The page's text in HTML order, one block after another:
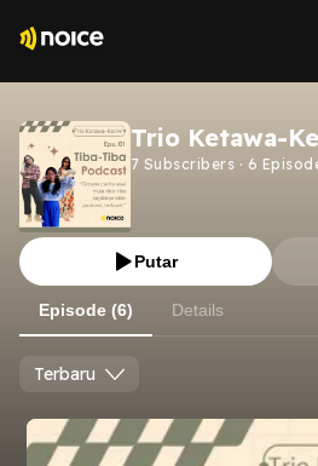
Trio Ketawa-
7 Subscribers · 6
Putar
Episode (6) Details
Terbaru